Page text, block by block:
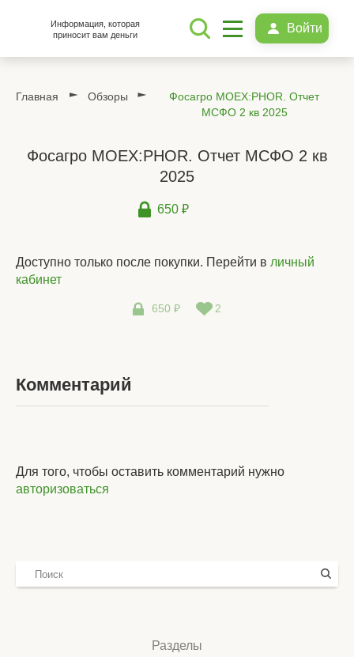
Информация, которая
приносит вам деньги
Войти
Главная Обзоры
Фосагро MOEX:PHOR. Отчет
МСФО 2 кв 2025
Фосагро MOEX:PHOR. Отчет МСФО 2 кв
2025
650 ₽
Доступно только после покупки. Перейти в личный
кабинет
650 ₽ 2
Комментарий
Для того, чтобы оставить комментарий нужно
авторизоваться
Разделы